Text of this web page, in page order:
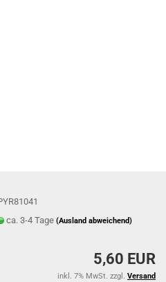
ca. 3-4 Tage(Ausland abweichend)
5,60 EUR
inkl. 7% MwSt. zzgl. Versand